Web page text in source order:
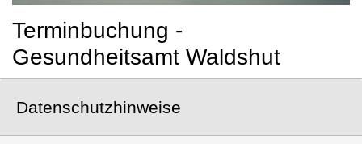
Terminbuchung -
Gesundheitsamt Waldshut
Datenschutzhinweise